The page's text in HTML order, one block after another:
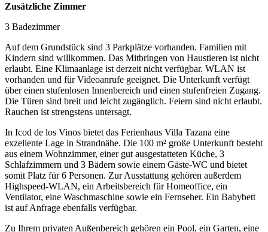
Zusätzliche Zimmer
3 Badezimmer
Auf dem Grundstück sind 3 Parkplätze vorhanden. Familien mit
Kindern sind willkommen. Das Mitbringen von Haustieren ist nicht
erlaubt. Eine Klimaanlage ist derzeit nicht verfügbar. WLAN ist
vorhanden und für Videoanrufe geeignet. Die Unterkunft verfügt
über einen stufenlosen Innenbereich und einen stufenfreien Zugang.
Die Türen sind breit und leicht zugänglich. Feiern sind nicht erlaubt.
Rauchen ist strengstens untersagt.
In Icod de los Vinos bietet das Ferienhaus Villa Tazana eine
exzellente Lage in Strandnähe. Die 100 m² große Unterkunft besteht
aus einem Wohnzimmer, einer gut ausgestatteten Küche, 3
Schlafzimmern und 3 Bädern sowie einem Gäste-WC und bietet
somit Platz für 6 Personen. Zur Ausstattung gehören außerdem
Highspeed-WLAN, ein Arbeitsbereich für Homeoffice, ein
Ventilator, eine Waschmaschine sowie ein Fernseher. Ein Babybett
ist auf Anfrage ebenfalls verfügbar.
Zu Ihrem privaten Außenbereich gehören ein Pool, ein Garten, eine